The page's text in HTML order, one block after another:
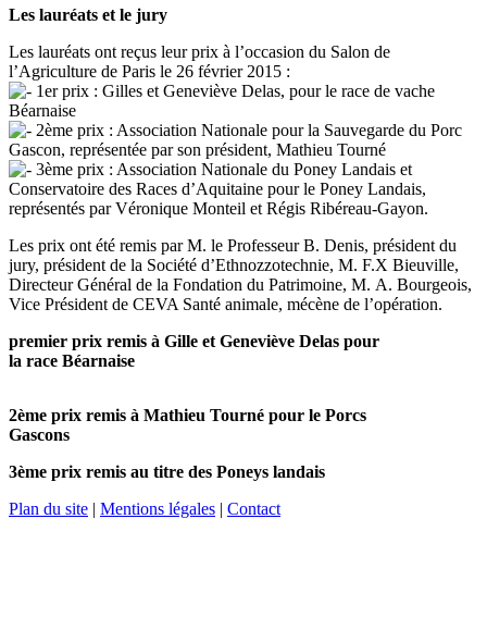
Les lauréats et le jury
Les lauréats ont reçus leur prix à l’occasion du Salon de
l’Agriculture de Paris le 26 février 2015 :
1er prix : Gilles et Geneviève Delas, pour le race de vache
Béarnaise
2ème prix : Association Nationale pour la Sauvegarde du Porc
Gascon, représentée par son président, Mathieu Tourné
3ème prix : Association Nationale du Poney Landais et
Conservatoire des Races d’Aquitaine pour le Poney Landais,
représentés par Véronique Monteil et Régis Ribéreau-Gayon.
Les prix ont été remis par M. le Professeur B. Denis, président du
jury, président de la Société d’Ethnozzotechnie, M. F.X Bieuville,
Directeur Général de la Fondation du Patrimoine, M. A. Bourgeois,
Vice Président de CEVA Santé animale, mécène de l’opération.
premier prix remis à Gille et Geneviève Delas pour
la race Béarnaise
2ème prix remis à Mathieu Tourné pour le Porcs
Gascons
3ème prix remis au titre des Poneys landais
Plan du site | Mentions légales | Contact